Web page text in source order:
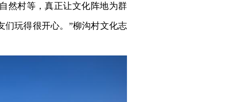
然村等，真正让文化阵地为群
们玩得很开心。”柳沟村文化志